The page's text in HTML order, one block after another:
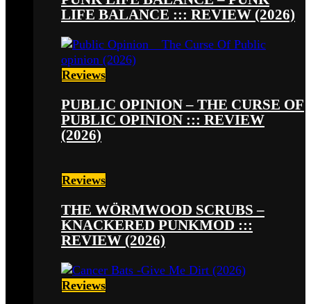
LIFE BALANCE ::: REVIEW (2026)
Reviews
PUBLIC OPINION – THE CURSE OF
PUBLIC OPINION ::: REVIEW
(2026)
Reviews
THE WÖRMWOOD SCRUBS –
KNACKERED PUNKMOD :::
REVIEW (2026)
Reviews